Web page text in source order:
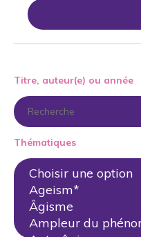
Titre, auteur(e) ou année
Thématiques